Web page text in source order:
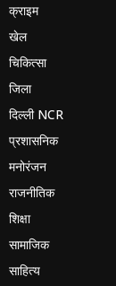
क्राइम
खेल
चिकित्सा
जिला
दिल्ली NCR
प्रशासनिक
मनोरंजन
राजनीतिक
शिक्षा
सामाजिक
साहित्य